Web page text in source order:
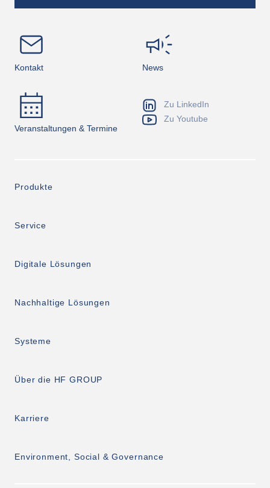
Kontakt News
Veranstaltungen & Termine
Zu LinkedIn
Zu Youtube
Produkte
Service
Digitale Lösungen
Nachhaltige Lösungen
Systeme
Über die HF GROUP
Karriere
Environment, Social & Governance